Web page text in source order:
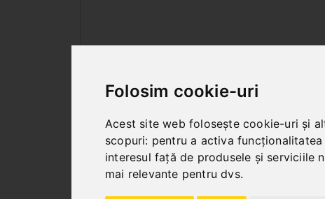
Folosim cookie-uri
Acest site web folosește cookie-uri și
scopuri: pentru a activa
interesul față de produsele și serviciile
mai relevante pentru dvs.
MESE CU ROLE